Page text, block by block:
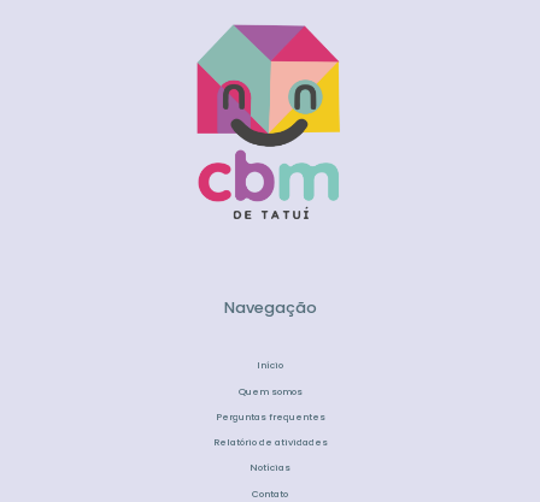
Navegação
Início
Quem somos
Perguntas frequentes
Relatório de atividades
Notícias
Contato